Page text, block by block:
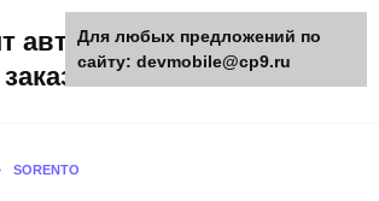
авто и мото техники,
заказ запчастей
SORENTO
Для любых предложений по
сайту: devmobile@cp9.ru